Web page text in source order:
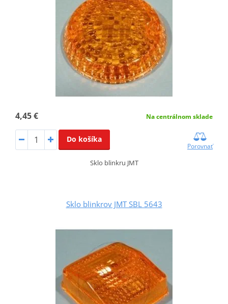
4,45 € Na centrálnom sklade
Do košíka
Porovnať
Sklo blinkru JMT
Sklo blinkrov JMT SBL 5643